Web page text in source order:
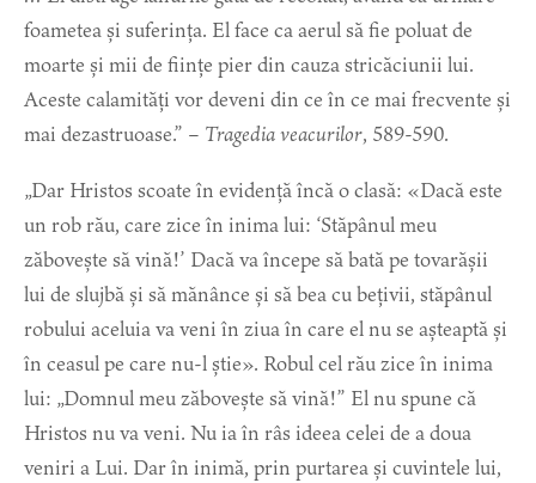
foametea și suferința. El face ca aerul să fie poluat de
moarte și mii de ființe pier din cauza stricăciunii lui.
Aceste calamități vor deveni din ce în ce mai frecvente și
mai dezastruoase.” – Tragedia veacurilor, 589-590.
„Dar Hristos scoate în evidență încă o clasă: «Dacă este
un rob rău, care zice în inima lui: ‘Stăpânul meu
zăbovește să vină!’ Dacă va începe să bată pe tovarășii
lui de slujbă și să mănânce și să bea cu bețivii, stăpânul
robului aceluia va veni în ziua în care el nu se așteaptă și
în ceasul pe care nu-l știe». Robul cel rău zice în inima
lui: „Domnul meu zăbovește să vină!” El nu spune că
Hristos nu va veni. Nu ia în râs ideea celei de a doua
veniri a Lui. Dar în inimă, prin purtarea și cuvintele lui,